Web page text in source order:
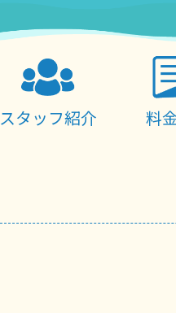
スタッフ紹介 料